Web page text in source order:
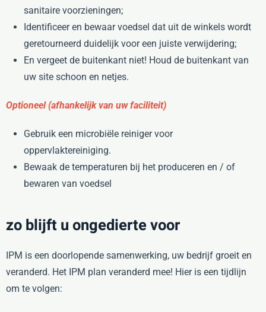
sanitaire voorzieningen;
Identificeer en bewaar voedsel dat uit de winkels wordt
geretourneerd duidelijk voor een juiste verwijdering;
En vergeet de buitenkant niet! Houd de buitenkant van
uw site schoon en netjes.
Optioneel (afhankelijk van uw faciliteit)
Gebruik een microbiële reiniger voor
oppervlaktereiniging.
Bewaak de temperaturen bij het produceren en / of
bewaren van voedsel
zo blijft u ongedierte voor
IPM is een doorlopende samenwerking, uw bedrijf groeit en
veranderd. Het IPM plan veranderd mee! Hier is een tijdlijn
om te volgen: